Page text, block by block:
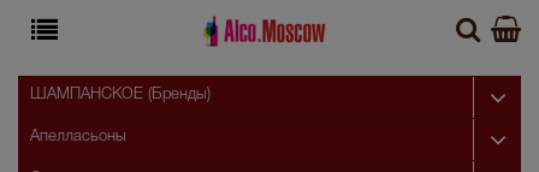
ШАМПАНСКОЕ (Бренды)
Апелласьоны